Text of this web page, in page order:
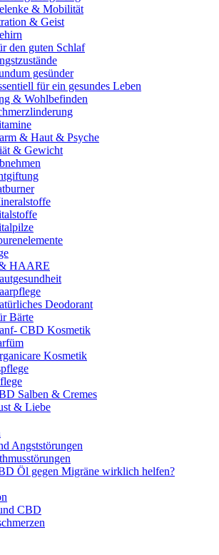
& Mobilität
& Geist
den guten Schlaf
gesünder
für ein gesundes Leben
& Wohlbefinden
& Haut & Psyche
& Gewicht
HAARE
Deodorant
Bärte
CBD Kosmetik
Kosmetik
Salben & Cremes
& Liebe
Angststörungen
Öl gegen Migräne wirklich helfen?
CBD